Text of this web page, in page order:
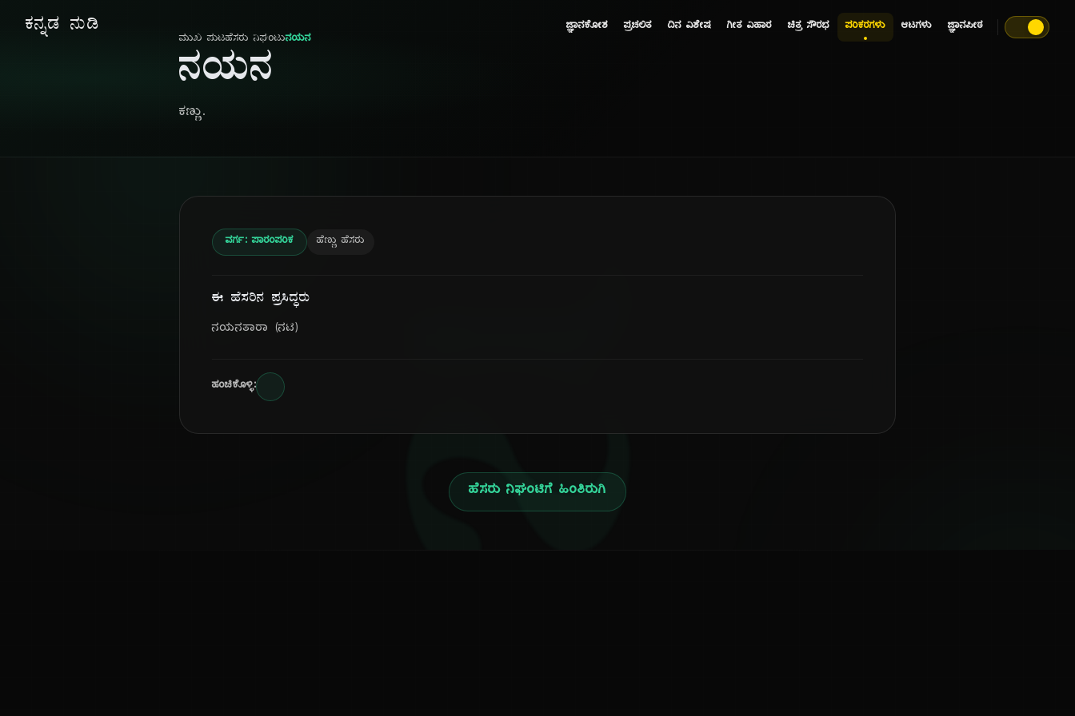
ಕನ್ನಡ ನುಡಿ ಜ್ಞಾನಕೋಶ ಪ್ರಚಲಿತ ದಿನ ವಿಶೇಷ ಗೀತ ವಿಹಾರ ಚಿತ್ರ ಸೌರಭ ಪರಿಕರಗಳು ಆಟಗಳು ಜ್ಞಾನಪೀಠ
ನ
ಮುಖ ಪುಟಹೆಸರು ನಿಘಂಟುನಯನ
ನಯನ
ಕಣ್ಣು.
ವರ್ಗ: ಪಾರಂಪರಿಕ ಹೆಣ್ಣು ಹೆಸರು
ಈ ಹೆಸರಿನ ಪ್ರಸಿದ್ಧರು
ನಯನತಾರಾ (ನಟಿ)
ಹಂಚಿಕೊಳ್ಳಿ:
ಹೆಸರು ನಿಘಂಟಿಗೆ ಹಿಂತಿರುಗಿ